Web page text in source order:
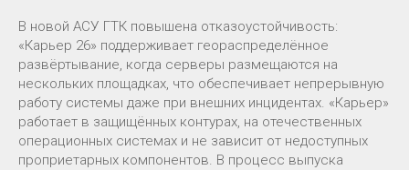
В новой АСУ ГТК повышена отказоустойчивость:
«Карьер 26» поддерживает геораспределённое
развёртывание, когда серверы размещаются на
нескольких площадках, что обеспечивает непрерывную
работу системы даже при внешних инцидентах. «Карьер»
работает в защищённых контурах, на отечественных
операционных системах и не зависит от недоступных
проприетарных компонентов. В процесс выпуска